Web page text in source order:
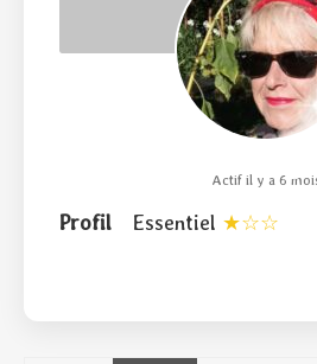
Actif il y a 6
Profil Essentiel